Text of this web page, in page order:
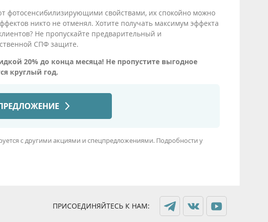
фотосенсибилизирующими свойствами, их спокойно можно
никто не отменял. Хотите получать максимум эффекта
Не пропускайте предварительный и
СПФ защите.
20% до конца месяца! Не пропустите выгодное
круглый год.
с другими акциями и спецпредложениями. Подробности у
ПРИСОЕДИНЯЙТЕСЬ К НАМ: